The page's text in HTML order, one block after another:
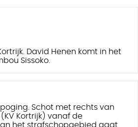
David Henen komt in het
Sissoko.
Schot met rechts van
(KV Kortrijk) vanaf de
het strafschopgebied gaat